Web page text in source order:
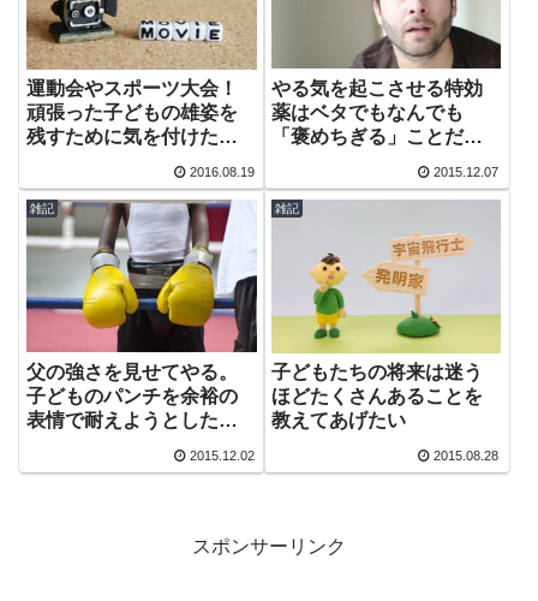
運動会やスポーツ大会！
頑張った子どもの雄姿を
残すために気を付けたい
動画作成5つのポイント
2016.08.19
やる気を起こさせる特効
薬はベタでもなんでも
「褒めちぎる」ことだっ
2015.12.07
雑記
父の強さを見せてやる。
子どものパンチを余裕の
表情で耐えようとした父
2015.12.02
雑記
子どもたちの将来は迷う
ほどたくさんあることを
教えてあげたい
2015.08.28
スポンサーリンク